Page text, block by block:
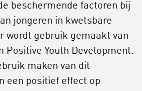
beschermende factoren bij
jongeren in kwetsbare
wordt gebruik gemaakt van
Positive Youth Development.
maken van dit
een positief effect op